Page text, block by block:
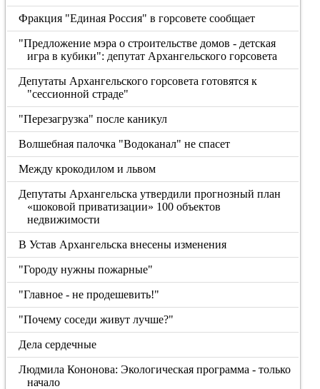
Фракция "Единая Россия" в горсовете сообщает
"Предложение мэра о строительстве домов - детская
игра в кубики": депутат Архангельского горсовета
Депутаты Архангельского горсовета готовятся к
"сессионной страде"
"Перезагрузка" после каникул
Волшебная палочка "Водоканал" не спасет
Между крокодилом и львом
Депутаты Архангельска утвердили прогнозный план
«шоковой приватизации» 100 объектов
недвижимости
В Устав Архангельска внесены изменения
"Городу нужны пожарные"
"Главное - не продешевить!"
"Почему соседи живут лучше?"
Дела сердечные
Людмила Кононова: Экологическая программа - только
начало